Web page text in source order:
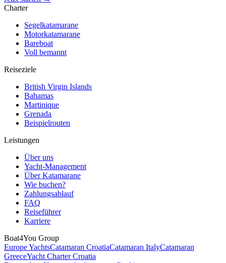
Charter
Segelkatamarane
Motorkatamarane
Bareboat
Voll bemannt
Reiseziele
British Virgin Islands
Bahamas
Martinique
Grenada
Beispielrouten
Leistungen
Über uns
Yacht-Management
Über Katamarane
Wie buchen?
Zahlungsablauf
FAQ
Reiseführer
Karriere
Boat4You Group
Europe YachtsCatamaran CroatiaCatamaran ItalyCatamaran
GreeceYacht Charter Croatia